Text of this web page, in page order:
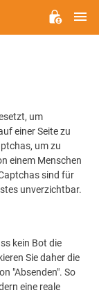
um
einer Seite zu
um zu
einem Menschen
sind für
unverzichtbar.
kein Bot die
Sie daher die
"Absenden". So
eine reale